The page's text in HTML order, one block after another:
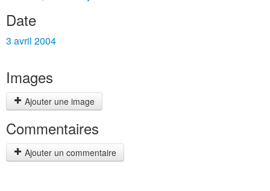
Date
3 avril 2004
Images
Ajouter une image
Commentaires
Ajouter un commentaire